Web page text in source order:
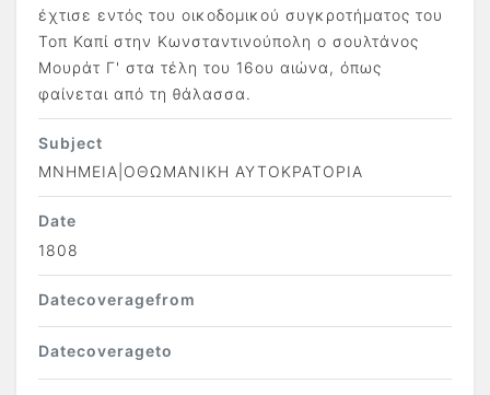
έχτισε εντός του οικοδομικού συγκροτήματος του
Τοπ Καπί στην Κωνσταντινούπολη ο σουλτάνος
Μουράτ Γ' στα τέλη του 16ου αιώνα, όπως
φαίνεται από τη θάλασσα.
Subject
ΜΝΗΜΕΙΑ|ΟΘΩΜΑΝΙΚΗ ΑΥΤΟΚΡΑΤΟΡΙΑ
Date
1808
Datecoveragefrom
Datecoverageto